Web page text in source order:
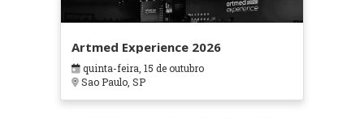
Artmed Experience 2026
quinta-feira, 15 de outubro
Sao Paulo, SP